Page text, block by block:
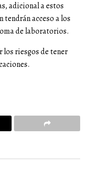
adicional a estos
tendrán acceso a los
de laboratorios.
los riesgos de tener